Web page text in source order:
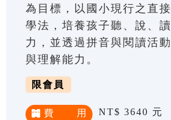
為目標，以國小現行之直
學法，培養孩子聽、說、
力，並透過拼音與閱讀活
與理解能力。
限會員
費 用 NT$ 3640 元